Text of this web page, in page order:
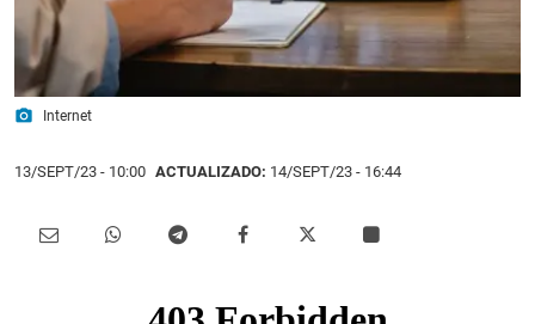
photo_camera Internet
13/SEPT/23 - 10:00 ACTUALIZADO: 14/SEPT/23 - 16:44